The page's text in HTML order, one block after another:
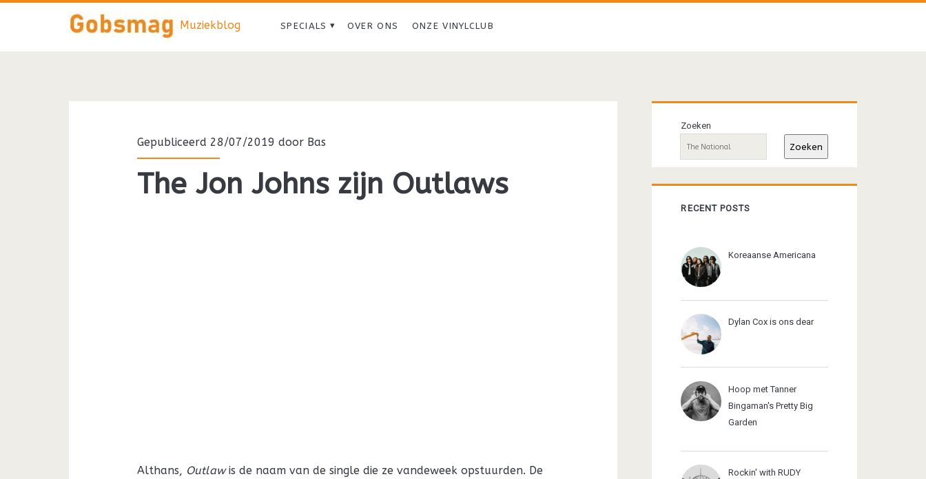
Muziekblog SPECIALS OVER ONS ONZE VINYLCLUB
Gepubliceerd 28/07/2019 door Bas
The Jon Johns zijn Outlaws
Althans, Outlawis de naam van de single die ze vandeweek opstuurden. De
Primaire
sidebar
Zoeken
Zoeken
RECENT POSTS
Koreaanse Americana
Dylan Cox is ons dear
Hoop met Tanner
Bingaman's Pretty Big
Garden
Rockin' with RUDY